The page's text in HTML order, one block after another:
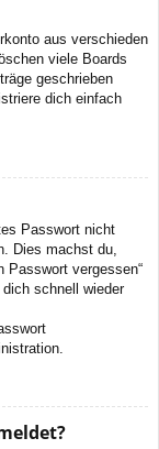
aus verschieden
viele Boards
geschrieben
dich einfach
Passwort nicht
Dies machst du,
Passwort vergessen“
schnell wieder